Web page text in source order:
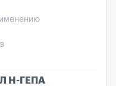
Н-ГЕПА